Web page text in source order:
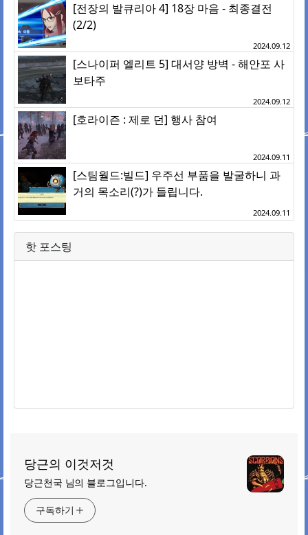
[전장의 발큐리아 4] 18장 마음 - 최종결전
(2/2)
2024.09.12
[스나이퍼 엘리트 5] 대서양 방벽 - 해안포 사
보타주
2024.09.12
[호라이즌 : 제로 던] 행사 참여
2024.09.11
[스팀월드:빌드] 우주선 부품을 발굴하니 과
거의 목소리(?)가 들립니다.
2024.09.11
핫 포스팅
당근의 이것저것
당근천국 님의 블로그입니다.
구독하기